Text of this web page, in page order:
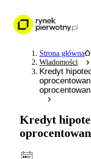
Strona główna
Wiadomości
Kredyt
Kredyt